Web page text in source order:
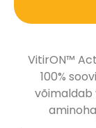
VitirON™
100%
võimaldab